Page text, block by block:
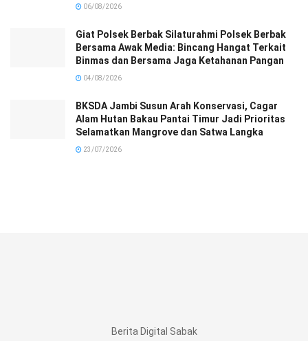
06/08/2026
Giat Polsek Berbak Silaturahmi Polsek Berbak
Bersama Awak Media: Bincang Hangat Terkait
Binmas dan Bersama Jaga Ketahanan Pangan
04/08/2026
BKSDA Jambi Susun Arah Konservasi, Cagar
Alam Hutan Bakau Pantai Timur Jadi Prioritas
Selamatkan Mangrove dan Satwa Langka
23/07/2026
Berita Digital Sabak